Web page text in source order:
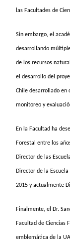
las Facultades de
Sin embargo, el
desarrollando
de los recursos
el desarrollo del
Chile desarrollado en
monitoreo y
En la Facultad ha
Forestal entre los
Director de las
Director de la
2015 y actualmente
Finalmente, el Dr.
Facultad de Ciencias
emblemática de la